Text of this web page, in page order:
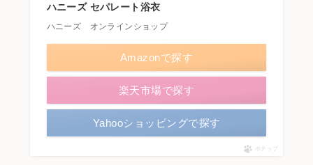
ハニーズ セパレート浴衣
ハニーズ オンラインショップ
Amazonで探す
楽天市場で探す
Yahooショッピングで探す
ポチップ